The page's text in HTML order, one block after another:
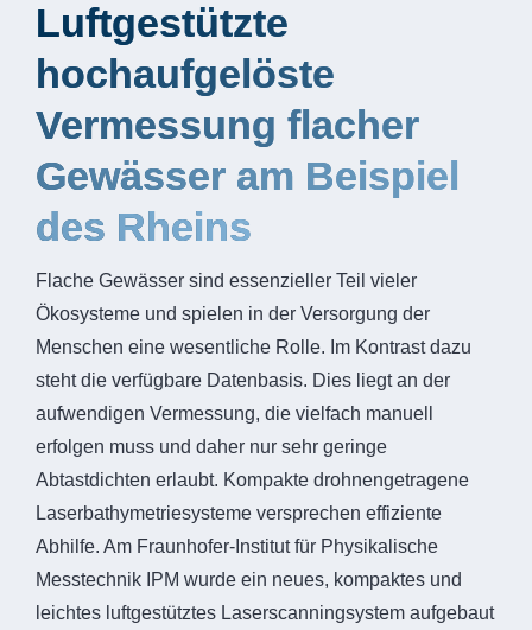
Luftgestützte
hochaufgelöste
Vermessung flacher
Gewässer am Beispiel
des Rheins
Flache Gewässer sind essenzieller Teil vieler
Ökosysteme und spielen in der Versorgung der
Menschen eine wesentliche Rolle. Im Kontrast dazu
steht die verfügbare Datenbasis. Dies liegt an der
aufwendigen Vermessung, die vielfach manuell
erfolgen muss und daher nur sehr geringe
Abtastdichten erlaubt. Kompakte drohnengetragene
Laserbathymetriesysteme versprechen effiziente
Abhilfe. Am Fraunhofer-Institut für Physikalische
Messtechnik IPM wurde ein neues, kompaktes und
leichtes luftgestütztes Laserscanningsystem aufgebaut